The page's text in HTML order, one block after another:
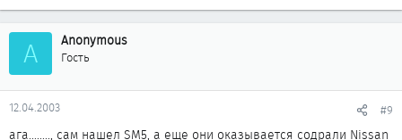
A Anonymous
Гость
12.04.2003 #9
ага........, сам нашел SM5, а еще они оказывается содрали Nissan